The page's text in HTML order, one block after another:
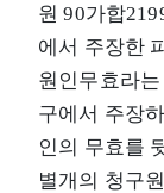
원 90가합
에서 주장한
원인무효라
구에서 주장
인의 무효를
별개의 청구